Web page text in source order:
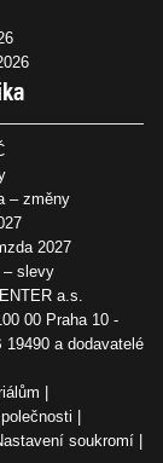
– změny
2027
– slevy
a.s.
00 Praha 10 -
a dodavatelé
soukromí